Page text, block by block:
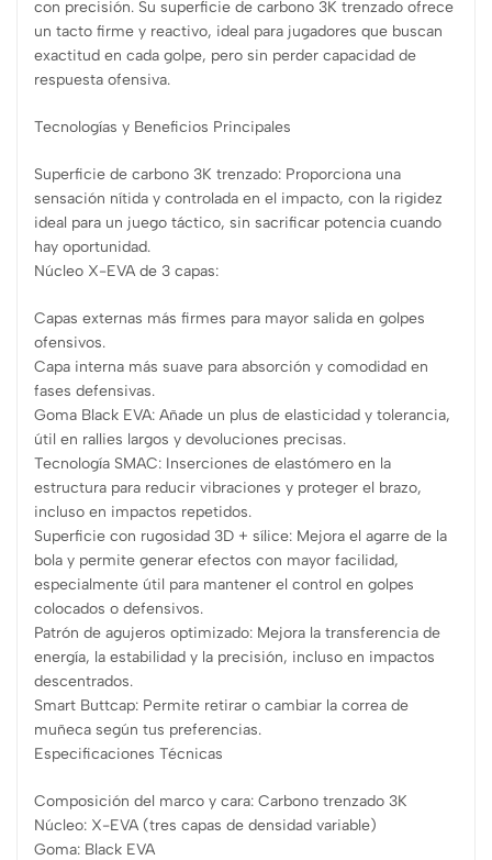
con precisión. Su superficie de carbono 3K trenzado ofrece
un tacto firme y reactivo, ideal para jugadores que buscan
exactitud en cada golpe, pero sin perder capacidad de
respuesta ofensiva.
Tecnologías y Beneficios Principales
Superficie de carbono 3K trenzado: Proporciona una
sensación nítida y controlada en el impacto, con la rigidez
ideal para un juego táctico, sin sacrificar potencia cuando
hay oportunidad.
Núcleo X-EVA de 3 capas:
Capas externas más firmes para mayor salida en golpes
ofensivos.
Capa interna más suave para absorción y comodidad en
fases defensivas.
Goma Black EVA: Añade un plus de elasticidad y tolerancia,
útil en rallies largos y devoluciones precisas.
Tecnología SMAC: Inserciones de elastómero en la
estructura para reducir vibraciones y proteger el brazo,
incluso en impactos repetidos.
Superficie con rugosidad 3D + sílice: Mejora el agarre de la
bola y permite generar efectos con mayor facilidad,
especialmente útil para mantener el control en golpes
colocados o defensivos.
Patrón de agujeros optimizado: Mejora la transferencia de
energía, la estabilidad y la precisión, incluso en impactos
descentrados.
Smart Buttcap: Permite retirar o cambiar la correa de
muñeca según tus preferencias.
Especificaciones Técnicas
Composición del marco y cara: Carbono trenzado 3K
Núcleo: X-EVA (tres capas de densidad variable)
Goma: Black EVA